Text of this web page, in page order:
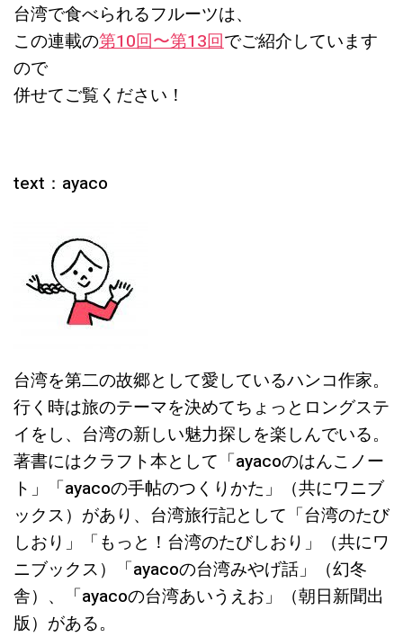
台湾で食べられるフルーツは、
この連載の第10回〜第13回でご紹介しています
ので
併せてご覧ください！
text：ayaco
台湾を第二の故郷として愛しているハンコ作家。
行く時は旅のテーマを決めてちょっとロングステ
イをし、台湾の新しい魅力探しを楽しんでいる。
著書にはクラフト本として「ayacoのはんこノー
ト」「ayacoの手帖のつくりかた」（共にワニブ
ックス）があり、台湾旅行記として「台湾のたび
しおり」「もっと！台湾のたびしおり」（共にワ
ニブックス）「ayacoの台湾みやげ話」（幻冬
舎）、「ayacoの台湾あいうえお」（朝日新聞出
版）がある。